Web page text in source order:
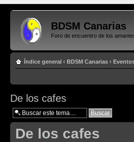
BDSM Canarias
Foro de encuentro de los
Índice general ‹ BDSM Canarias ‹
De los cafes
De los cafes